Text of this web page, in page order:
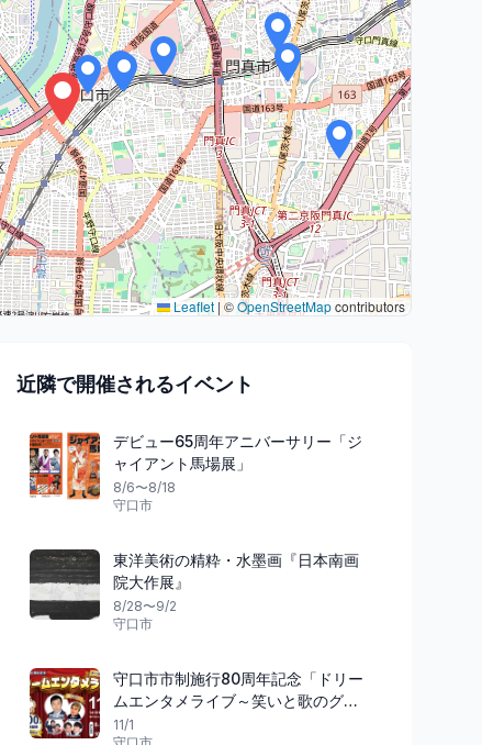
Leaflet |©OpenStreetMapcontributors
近隣で開催されるイベント
デビュー65周年アニバーサリー「ジ
ャイアント馬場展」
8/6〜8/18
守口市
東洋美術の精粋・水墨画『日本南画
院大作展』
8/28〜9/2
守口市
守口市市制施行80周年記念「ドリー
ムエンタメライブ～笑いと歌のグラ
ンドカーニバル～」
11/1